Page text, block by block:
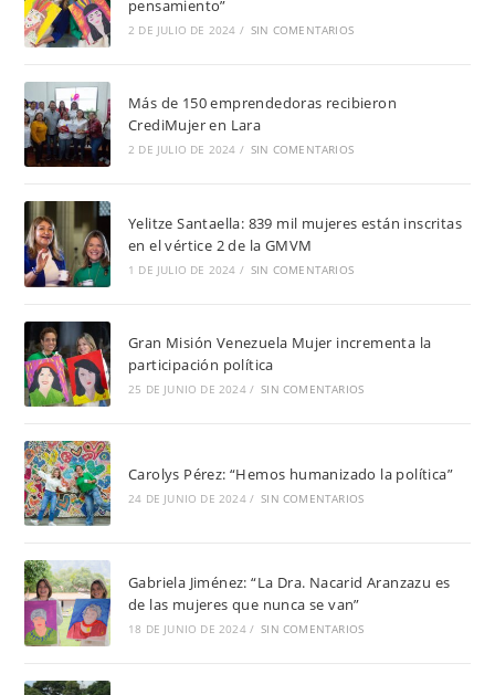
pensamiento”
2 DE JULIO DE 2024 / SIN COMENTARIOS
Más de 150 emprendedoras recibieron
CrediMujer en Lara
2 DE JULIO DE 2024 / SIN COMENTARIOS
Yelitze Santaella: 839 mil mujeres están inscritas
en el vértice 2 de la GMVM
1 DE JULIO DE 2024 / SIN COMENTARIOS
Gran Misión Venezuela Mujer incrementa la
participación política
25 DE JUNIO DE 2024 / SIN COMENTARIOS
Carolys Pérez: “Hemos humanizado la política”
24 DE JUNIO DE 2024 / SIN COMENTARIOS
Gabriela Jiménez: “La Dra. Nacarid Aranzazu es
de las mujeres que nunca se van”
18 DE JUNIO DE 2024 / SIN COMENTARIOS